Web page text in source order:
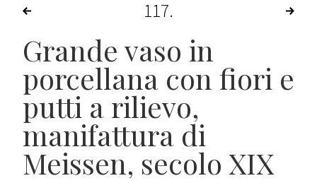
117
Grande vaso in
porcellana con fiori e
putti a rilievo,
manifattura di
Meissen, secolo XIX